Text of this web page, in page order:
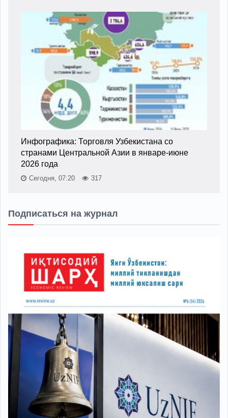
Инфографика: Торговля Узбекистана со
странами Центральной Азии в январе-июне
2026 года
Сегодня, 07:20 317
Подписаться на журнал